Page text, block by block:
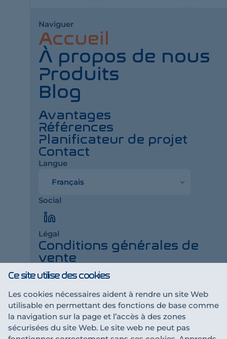
Ce site utilise des cookies
Les cookies nécessaires aident à rendre un site Web
utilisable en permettant des fonctions de base comme
la navigation sur la page et l’accès à des zones
sécurisées du site Web. Le site web ne peut pas
Naviguer
Accueil
À propos de nous
Produits
Blog
Avantages
Références
Planificateur de projet
Contact
Langue
Social
LinkedIn
Légal
Conditions générales de
vente
Impressum
Déclaration de
confidentialité
Une collaboration t'intéresse ?
Devenir partenaire